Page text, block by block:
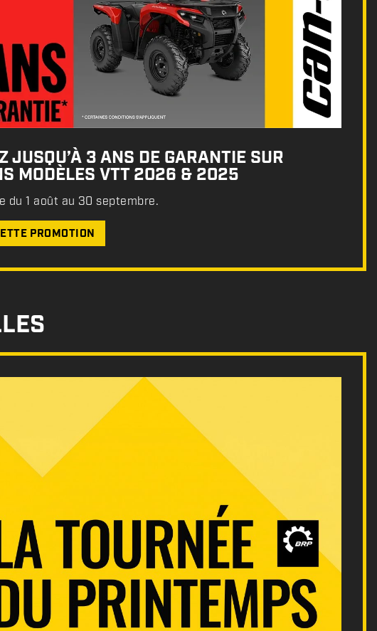
JUSQU’À 3 ANS DE GARANTIE SUR
MODÈLES VTT 2026 & 2025
du 1 août au 30 septembre.
PROMOTION